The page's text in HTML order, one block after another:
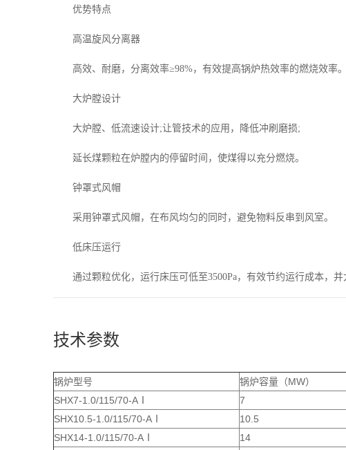
优势特点
高温旋风分离器
高效、耐磨，分离效率≥98%，有效提高锅炉热效率的燃烧效率。
大炉膛设计
大炉膛、低流速设计;让管技术的应用，降低冲刷磨损;
延长煤颗粒在炉膛内的停留时间，使煤得以充分燃烧。
钟罩式风帽
采用钟罩式风帽，在布风均匀的同时，避免物料反串到风室。
低床压运行
通过颗粒优化，运行床压可低至3500Pa，有效节约运行成本，并
技术参数
锅炉型号 锅炉容量（MW）
SHX7-1.0/115/70-AⅠ
7
SHX10.5-1.0/115/70-AⅠ
10.5
SHX14-1.0/115/70-AⅠ
14